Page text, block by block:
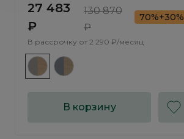
27 483
₽
130 870
₽
70%+30%
В рассрочку от 2 290 ₽/месяц
В корзину